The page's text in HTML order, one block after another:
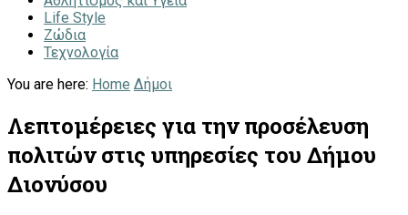
Life Style
Ζώδια
Τεχνολογία
You are here: Home Δήμοι
Λεπτομέρειες για την προσέλευση
πολιτών στις υπηρεσίες του Δήμου
Διονύσου